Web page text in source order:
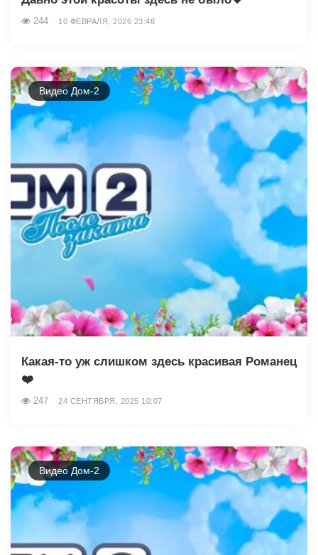
244 10 ФЕВРАЛЯ, 2026 23:48
Видео Дом-2
Какая-то уж слишком здесь красивая Романец
❤️
247 24 СЕНТЯБРЯ, 2025 10:07
Видео Дом-2